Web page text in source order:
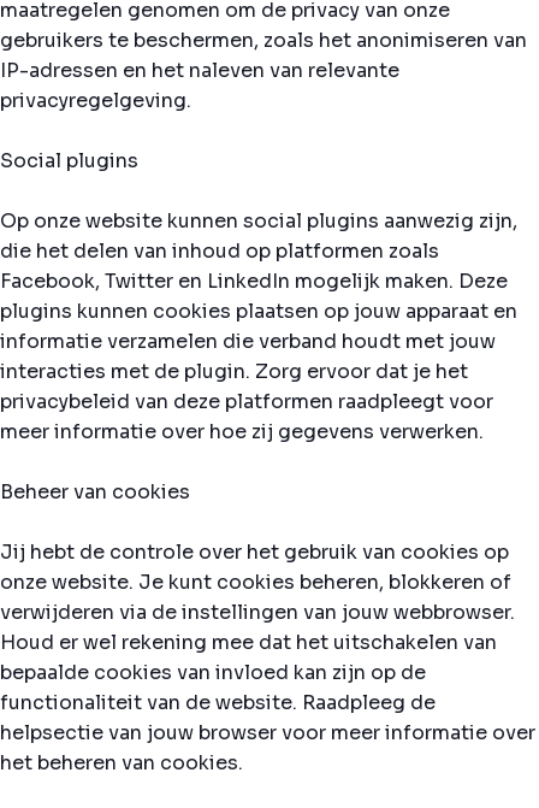
maatregelen genomen om de privacy van onze
gebruikers te beschermen, zoals het anonimiseren van
IP-adressen en het naleven van relevante
privacyregelgeving.
Social plugins
Op onze website kunnen social plugins aanwezig zijn,
die het delen van inhoud op platformen zoals
Facebook, Twitter en LinkedIn mogelijk maken. Deze
plugins kunnen cookies plaatsen op jouw apparaat en
informatie verzamelen die verband houdt met jouw
interacties met de plugin. Zorg ervoor dat je het
privacybeleid van deze platformen raadpleegt voor
meer informatie over hoe zij gegevens verwerken.
Beheer van cookies
Jij hebt de controle over het gebruik van cookies op
onze website. Je kunt cookies beheren, blokkeren of
verwijderen via de instellingen van jouw webbrowser.
Houd er wel rekening mee dat het uitschakelen van
bepaalde cookies van invloed kan zijn op de
functionaliteit van de website. Raadpleeg de
helpsectie van jouw browser voor meer informatie over
het beheren van cookies.